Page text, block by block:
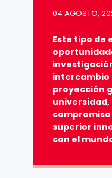
04 AGOSTO,
Este tipo de
intercambio
proyección
superior
con el